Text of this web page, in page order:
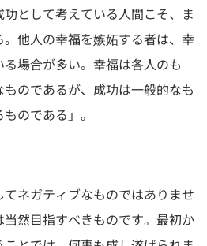
として考えている人間こそ、ま
他人の幸福を嫉妬する者は、幸
場合が多い。幸福は各人のも
のであるが、成功は一般的なも
のである」。
ネガティブなものではありませ
然目指すべきものです。最初か